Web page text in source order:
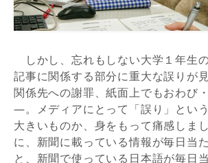
しかし、忘れもしない大学１年生
記事に関係する部分に重大な誤りが
関係先への謝罪、紙面上でもおわび
―。メディアにとって「誤り」とい
大きいものか、身をもって痛感しま
に、新聞に載っている情報が毎日当
と、新聞で使っている日本語が毎日